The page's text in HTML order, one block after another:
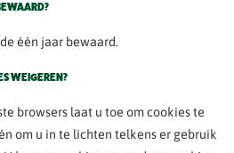
één jaar bewaard.
WEIGEREN?
browsers laat u toe om cookies te
om u in te lichten telkens er gebruik